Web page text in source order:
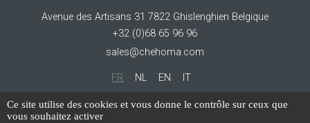
Avenue des Artisans 31 7822 Ghislenghien Belgique
+32 (0)68 65 96 96
sales@chehoma.com
FR NL EN IT
Cookie management
Ce site utilise des cookies et vous donne le contrôle sur ceux que
vous souhaitez activer